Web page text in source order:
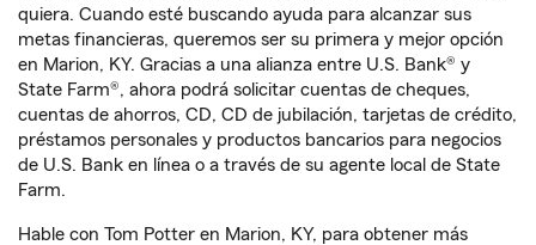
quiera. Cuando esté buscando ayuda para alcanzar sus
metas financieras, queremos ser su primera y mejor opción
en Marion, KY. Gracias a una alianza entre U.S. Bank® y
State Farm®, ahora podrá solicitar cuentas de cheques,
cuentas de ahorros, CD, CD de jubilación, tarjetas de crédito,
préstamos personales y productos bancarios para negocios
de U.S. Bank en línea o a través de su agente local de State
Farm.
Hable con Tom Potter en Marion, KY, para obtener más